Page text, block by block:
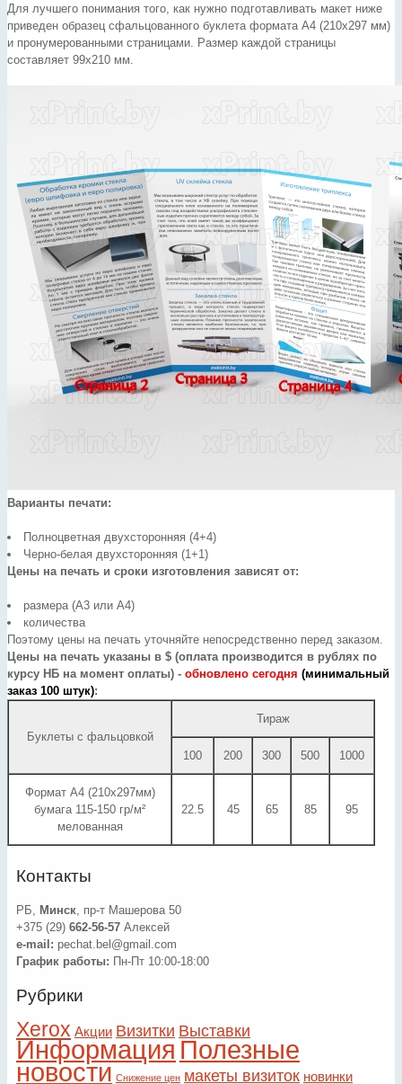
Для лучшего понимания того, как нужно подготавливать макет ниже
приведен образец сфальцованного буклета формата А4 (210х297 мм)
и пронумерованными страницами. Размер каждой страницы
составляет 99х210 мм.
Варианты печати:
Полноцветная двухсторонняя (4+4)
Черно-белая двухсторонняя (1+1)
Цены на печать и сроки изготовления зависят от:
размера (А3 или А4)
количества
Поэтому цены на печать уточняйте непосредственно перед заказом.
Цены на печать указаны в $ (оплата производится в рублях по
курсу НБ на момент оплаты) - обновлено сегодня (минимальный
заказ 100 штук):
Буклеты с фальцовкой
Тираж
100 200 300 500 1000
Формат А4 (210х297мм)
бумага 115-150 гр/м²
мелованная
22.5 45 65 85 95
Контакты
РБ, Минск , пр-т Машерова 50
+375 (29) 662-56-57 Алексей
e-mail: pechat.bel@gmail.com
График работы: Пн-Пт 10:00-18:00
Рубрики
Xerox Акции Визитки Выставки
Информация Полезные
новости Снижение цен макеты визиток новинки